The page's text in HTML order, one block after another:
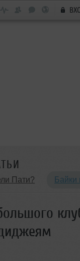
Пати? Байки
Вечеринок и